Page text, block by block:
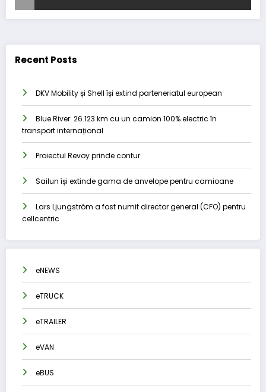
Recent Posts
DKV Mobility și Shell își extind parteneriatul european
Blue River: 26.123 km cu un camion 100% electric în
transport internațional
Proiectul Revoy prinde contur
Sailun își extinde gama de anvelope pentru camioane
Lars Ljungström a fost numit director general (CFO) pentru
cellcentric
eNEWS
eTRUCK
eTRAILER
eVAN
eBUS